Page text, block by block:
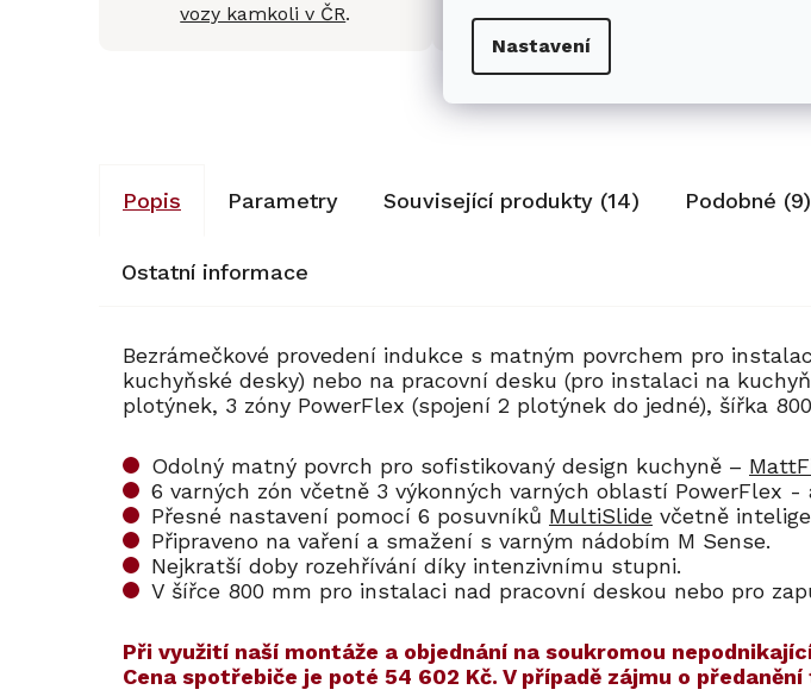
Nastavení
vozy kamkoli v ČR.
nás zaparkovat.
Popis Parametry Související produkty (14) Podobné (9)
Ostatní informace
Bezrámečkové provedení indukce s matným povrchem pro
kuchyňské desky) nebo na pracovní desku (pro instalaci na
plotýnek, 3 zóny PowerFlex (spojení 2 plotýnek do jedné), šířka
Odolný matný povrch pro sofistikovaný design kuchyně –
6 varných zón včetně 3 výkonných varných oblastí PowerFlex
Přesné nastavení pomocí 6 posuvníků MultiSlide včetně
Připraveno na vaření a smažení s varným nádobím M Sense.
Nejkratší doby rozehřívání díky intenzivnímu stupni.
V šířce 800 mm pro instalaci nad pracovní deskou nebo pro
​​Při využití naší montáže a objednání na soukromou
Cena spotřebiče je poté 54 602 Kč. V případě zájmu o